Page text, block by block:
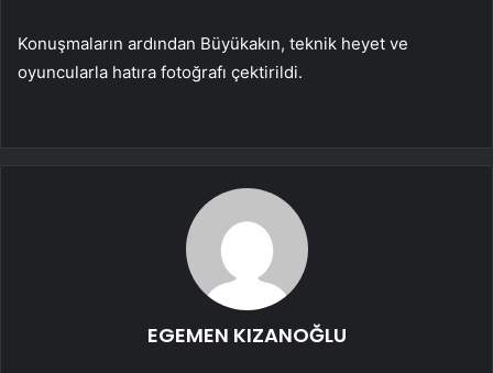
Konuşmaların ardından Büyükakın, teknik heyet ve
oyuncularla hatıra fotoğrafı çektirildi.
EGEMEN KIZANOĞLU